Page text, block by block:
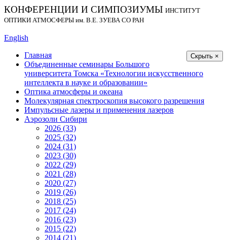
КОНФЕРЕНЦИИ И СИМПОЗИУМЫ ИНСТИТУТ
ОПТИКИ АТМОСФЕРЫ им. В.Е. ЗУЕВА СО РАН
English
Скрыть ×
Главная
Объединенные семинары Большого
университета Томска «Технологии искусственного
интеллекта в науке и образовании»
Оптика атмосферы и океана
Молекулярная спектроскопия высокого разрешения
Импульсные лазеры и применения лазеров
Аэрозоли Сибири
2026 (33)
2025 (32)
2024 (31)
2023 (30)
2022 (29)
2021 (28)
2020 (27)
2019 (26)
2018 (25)
2017 (24)
2016 (23)
2015 (22)
2014 (21)